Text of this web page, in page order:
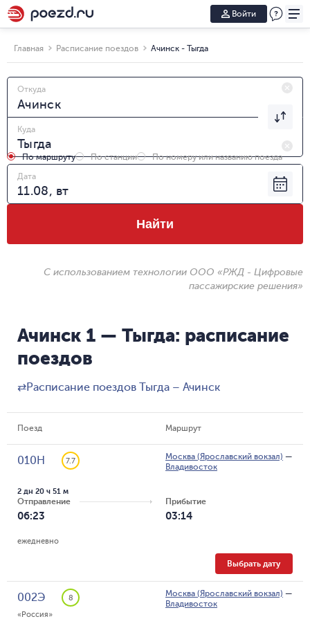
Войти
Главная Расписание поездов Ачинск - Тыгда
Откуда
Куда
По маршруту По станции
По номеру или названию поезда
Дата
Найти
С использованием технологии ООО «РЖД - Цифровые
пассажирские решения»
Ачинск 1 — Тыгда: расписание
поездов
⇄Расписание поездов Тыгда – Ачинск
Поезд Маршрут
010Н 7.7 Москва (Ярославский вокзал) —
Владивосток
Отправление
06:23
2 дн 20 ч 51 м
Прибытие
03:14
ежедневно
Выбрать дату
002Э
8
«Россия»
Москва (Ярославский вокзал) —
Владивосток